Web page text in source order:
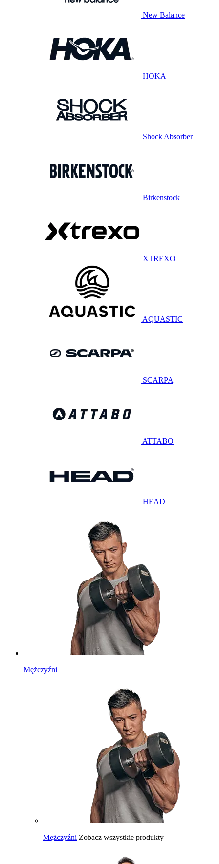
New Balance
HOKA
Shock Absorber
Birkenstock
XTREXO
AQUASTIC
SCARPA
ATTABO
HEAD
Mężczyźni
Mężczyźni Zobacz wszystkie produkty